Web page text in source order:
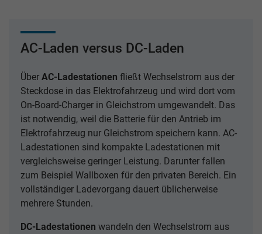
AC-Laden versus DC-Laden
Über AC-Ladestationen fließt Wechselstrom aus der
Steckdose in das Elektrofahrzeug und wird dort vom
On-Board-Charger in Gleichstrom umgewandelt. Das
ist notwendig, weil die Batterie für den Antrieb im
Elektrofahrzeug nur Gleichstrom speichern kann. AC-
Ladestationen sind kompakte Ladestationen mit
vergleichsweise geringer Leistung. Darunter fallen
zum Beispiel Wallboxen für den privaten Bereich. Ein
vollständiger Ladevorgang dauert üblicherweise
mehrere Stunden.
DC-Ladestationen wandeln den Wechselstrom aus